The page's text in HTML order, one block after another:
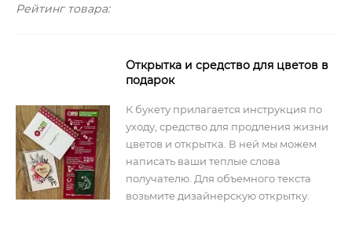
Рейтинг товара:
Открытка и средство для цветов в
подарок
К букету прилагается инструкция по
уходу, средство для продления жизни
цветов и открытка. В ней мы можем
написать ваши теплые слова
получателю. Для объемного текста
возьмите дизайнерскую открытку.